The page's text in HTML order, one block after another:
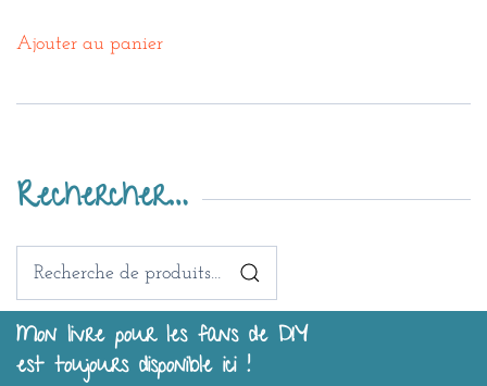
Ajouter au panier
Rechercher…
Recherche
Mon livre pour les fans de DIY
est toujours disponible ici !